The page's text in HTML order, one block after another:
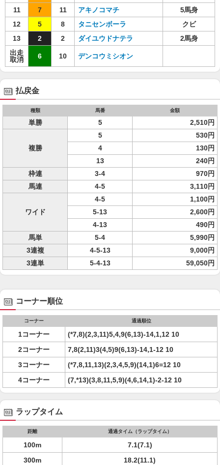
11
7 11 アキノコマチ
5馬身
12
5 8 タニセンボーラ
クビ
13
2 2 ダイユウドナテラ
2馬身
出走
取消
6 10 デンコウミシオン
払戻金
種類 馬番 金額
単勝 5 2,510円
複勝
5
530円
4
130円
13
240円
枠連
3-4
970円
馬連
4-5 3,110円
ワイド
4-5
1,100円
5-13
2,600円
4-13
490円
馬単
5-4
5,990円
3連複
4-5-13
9,000円
3連単
5-4-13 59,050円
コーナー順位
コーナー 通過順位
1コーナー
(*7,8)(2,3,11)5,4,9(6,13)-14,1,12 10
2コーナー
7,8(2,11)3(4,5)9(6,13)-14,1-12 10
3コーナー
(*7,8,11,13)(2,3,4,5,9)(14,1)6=12 10
4コーナー
(7,*13)(3,8,11,5,9)(4,6,14,1)-2-12 10
ラップタイム
距離 通過タイム（ラップタイム）
100m
7.1(7.1)
300m
18.2(11.1)